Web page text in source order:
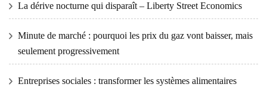
La dérive nocturne qui disparaît – Liberty Street Economics
Minute de marché : pourquoi les prix du gaz vont baisser, mais
seulement progressivement
Entreprises sociales : transformer les systèmes alimentaires